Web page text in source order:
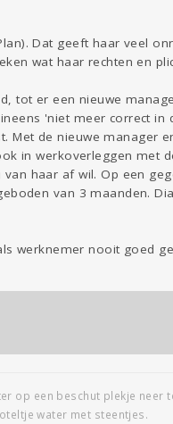
Dat geeft haar veel
wat haar rechten en
tot er een nieuwe
'niet meer correct in
Met de nieuwe manager
in werkoverleggen met
haar af wil. Op een
van 3 maanden.
werknemer nooit goed
op een beschut plekje neer
water met steentjes.